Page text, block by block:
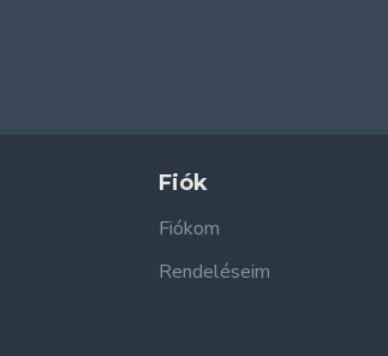
Fiók
Fiókom
Rendeléseim